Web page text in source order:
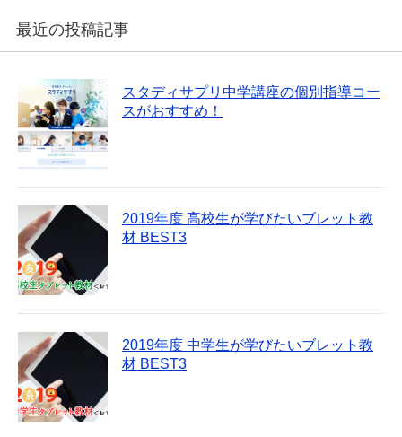
最近の投稿記事
スタディサプリ中学講座の個別指導コー
スがおすすめ！
2019年度 高校生が学びたいブレット教
材 BEST3
2019年度 中学生が学びたいブレット教
材 BEST3